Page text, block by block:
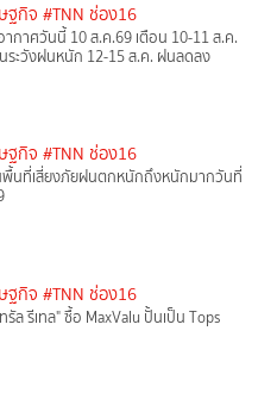
ฐกิจ #TNN ช่อง16
กาศวันนี้ 10 ส.ค.69 เตือน 10-11 ส.ค.
ระวังฝนหนัก 12-15 ส.ค. ฝนลดลง
ฐกิจ #TNN ช่อง16
พื้นที่เสี่ยงภัยฝนตกหนักถึงหนักมากวันที่
ฐกิจ #TNN ช่อง16
รัล รีเทล" ซื้อ MaxValu ปั้นเป็น Tops